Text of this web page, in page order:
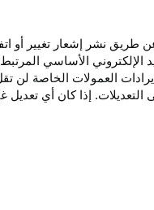
نشر إشعار تغيير أو
الإلكتروني الأساسي
العمولات الخاصة
إذا كان أي تعديل